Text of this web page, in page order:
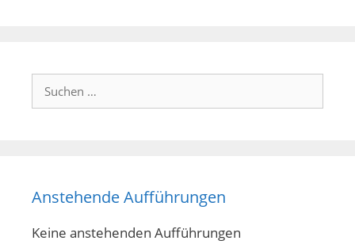
Suchen
Anstehende Aufführungen
Keine anstehenden Aufführungen